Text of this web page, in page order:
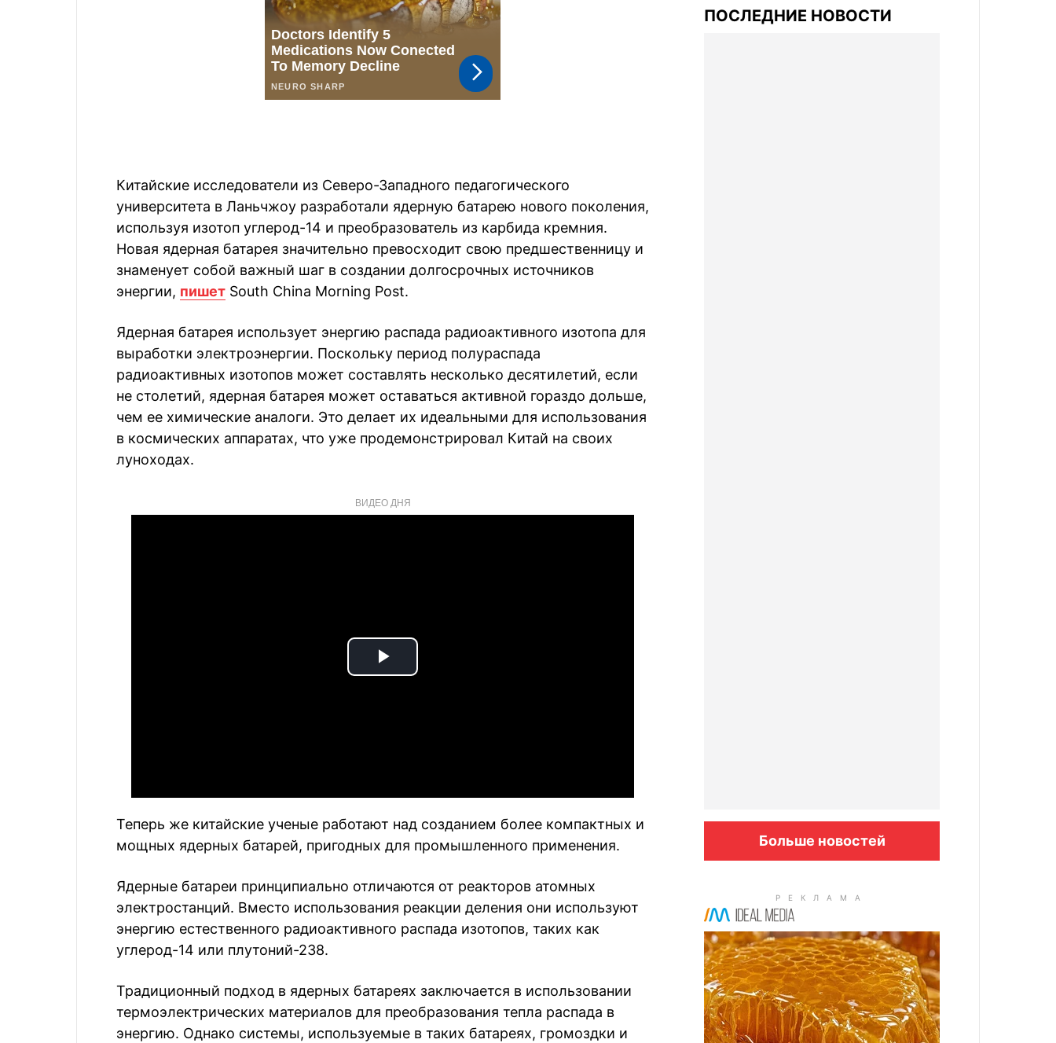
Китайские исследователи из Северо-Западного педагогического
университета в Ланьчжоу разработали ядерную батарею нового поколения,
используя изотоп углерод-14 и преобразователь из карбида кремния.
Новая ядерная батарея значительно превосходит свою предшественницу и
знаменует собой важный шаг в создании долгосрочных источников
энергии, пишет South China Morning Post.
Ядерная батарея использует энергию распада радиоактивного изотопа для
выработки электроэнергии. Поскольку период полураспада
радиоактивных изотопов может составлять несколько десятилетий, если
не столетий, ядерная батарея может оставаться активной гораздо дольше,
чем ее химические аналоги. Это делает их идеальными для использования
в космических аппаратах, что уже продемонстрировал Китай на своих
луноходах.
ВИДЕО ДНЯ
Play
Теперь же китайские ученые работают над созданием более компактных и
мощных ядерных батарей, пригодных для промышленного применения.
Ядерные батареи принципиально отличаются от реакторов атомных
электростанций. Вместо использования реакции деления они используют
энергию естественного радиоактивного распада изотопов, таких как
углерод-14 или плутоний-238.
Традиционный подход в ядерных батареях заключается в использовании
термоэлектрических материалов для преобразования тепла распада в
энергию. Однако системы, используемые в таких батареях, громоздки и
ПОСЛЕДНИЕ НОВОСТИ
Больше новостей